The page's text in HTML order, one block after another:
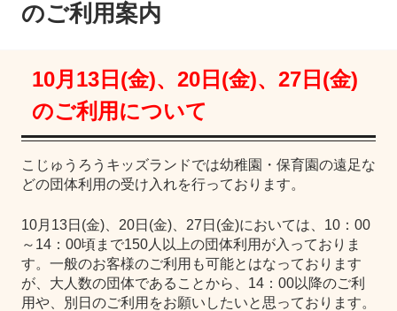
のご利用案内
10月13日(金)、20日(金)、27日(金)
のご利用について
こじゅうろうキッズランドでは幼稚園・保育園の遠足な
どの団体利用の受け入れを行っております。
10月13日(金)、20日(金)、27日(金)においては、10：00
～14：00頃まで150人以上の団体利用が入っておりま
す。一般のお客様のご利用も可能とはなっております
が、大人数の団体であることから、14：00以降のご利
用や、別日のご利用をお願いしたいと思っております。